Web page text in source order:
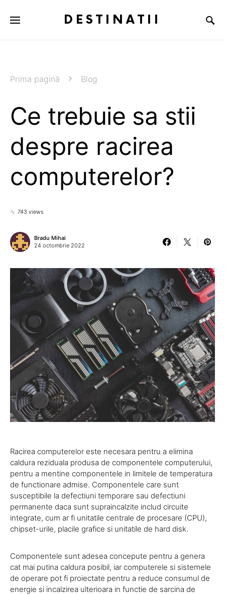
DESTINATII
Prima pagină Blog
Ce trebuie sa stii
despre racirea
computerelor?
743 views
Bradu Mihai
24 octombrie 2022
Racirea computerelor este necesara pentru a elimina
caldura reziduala produsa de componentele computerului,
pentru a mentine componentele in limitele de temperatura
de functionare admise. Componentele care sunt
susceptibile la defectiuni temporare sau defectiuni
permanente daca sunt supraincalzite includ circuite
integrate, cum ar fi unitatile centrale de procesare (CPU),
chipset-urile, placile grafice si unitatile de hard disk.
Componentele sunt adesea concepute pentru a genera
cat mai putina caldura posibil, iar computerele si sistemele
de operare pot fi proiectate pentru a reduce consumul de
energie si incalzirea ulterioara in functie de sarcina de